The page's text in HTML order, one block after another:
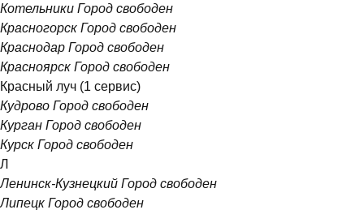
Котельники Город свободен
Красногорск Город свободен
Краснодар Город свободен
Красноярск Город свободен
Красный луч (1 сервис)
Кудрово Город свободен
Курган Город свободен
Курск Город свободен
Л
Ленинск-Кузнецкий Город свободен
Липецк Город свободен